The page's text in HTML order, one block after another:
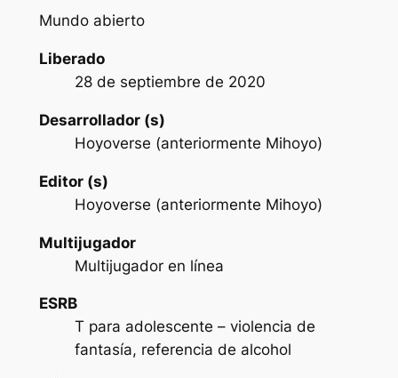
Mundo abierto
Liberado
28 de septiembre de 2020
Desarrollador (s)
Hoyoverse (anteriormente Mihoyo)
Editor (s)
Hoyoverse (anteriormente Mihoyo)
Multijugador
Multijugador en línea
ESRB
T para adolescente – violencia de
fantasía, referencia de alcohol